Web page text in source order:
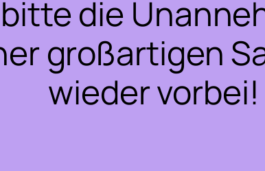
die
großartigen
wieder vorbei!